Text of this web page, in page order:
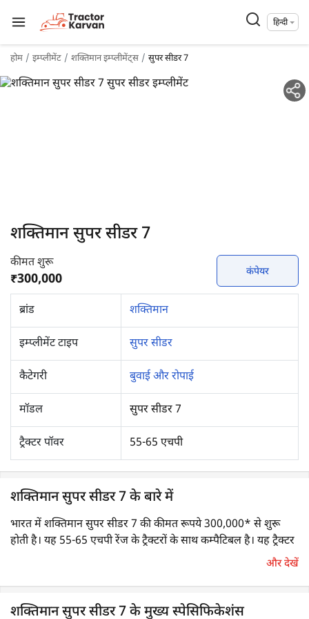
हिन्दी
होम इम्प्लीमेंट शक्तिमान इम्प्लीमेंट्स सुपर सीडर 7
शक्तिमान सुपर सीडर 7
कीमत शुरू
₹300,000 कंपेयर
ब्रांड शक्तिमान
इम्प्लीमेंट टाइप सुपर सीडर
कैटेगरी बुवाई और रोपाई
मॉडल सुपर सीडर 7
ट्रैक्टर पॉवर 55-65 एचपी
शक्तिमान सुपर सीडर 7 के बारे में
भारत में शक्तिमान सुपर सीडर 7 की कीमत रूपये 300,000* से शुरू
होती है। यह 55-65 एचपी रेंज के ट्रैक्टरों के साथ कम्पैटिबल है। यह ट्रैक्टर
द्वारा खींचा जाने वाला PTO-संचालित इम्प्लीमेंट है, जो एक बार में तीन
ढंकना। इसका व्यापक रूप से घास, गेहूं एवं सोयाबीन बोने के लिए उपयोग
किया जाता है। यह मक्का, धान आदि की पराली एवं जड़ों को हटाने में भी
और देखें
शक्तिमान सुपर सीडर 7 के मुख्य स्पेसिफिकेशंस